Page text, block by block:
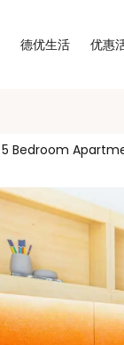
德优生活 优惠
5 Bedroom